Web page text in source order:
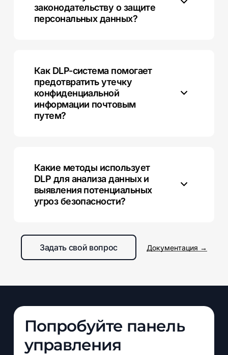
законодательству о защите
персональных данных?
персональной информации.
Как DLP-система помогает
предотвратить утечку
конфиденциальной
информации почтовым
путем?
Какие методы использует
DLP для анализа данных и
выявления потенциальных
угроз безопасности?
контекстные правила и машинное обучение для
обнаружения и блокирования угроз безопасности
данных.
Задать свой вопрос Документация →
Попробуйте панель
управления